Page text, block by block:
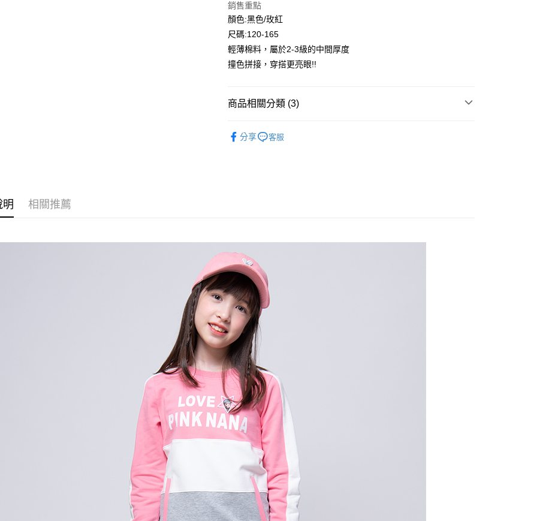
Google Pay
ATM付款
付款後全家取貨
每筆NT$80，滿NT$2,000(含以上)免運費
銷售重點
顏色:黑色/玫紅
尺碼:120-165
輕薄棉料，屬於2-3級的中間厚度
撞色拼接，穿搭更亮眼!!
商品相關分類 (3)
分享 客服
明 相關推薦